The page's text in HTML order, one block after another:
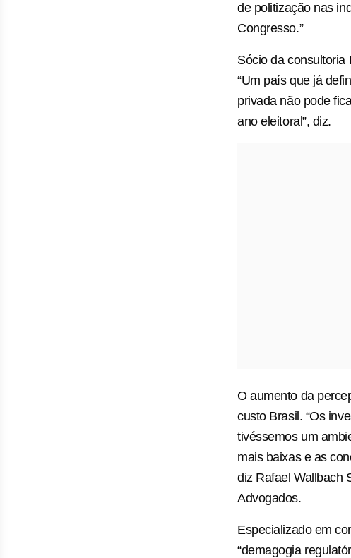
de politização nas
Congresso.”
Sócio da consultoria
“Um país que já
privada não pode
ano eleitoral”, diz.
O aumento da
custo Brasil. “Os
tivéssemos um
mais baixas e as
diz Rafael Wallbach
Advogados.
Especializado em
“demagogia